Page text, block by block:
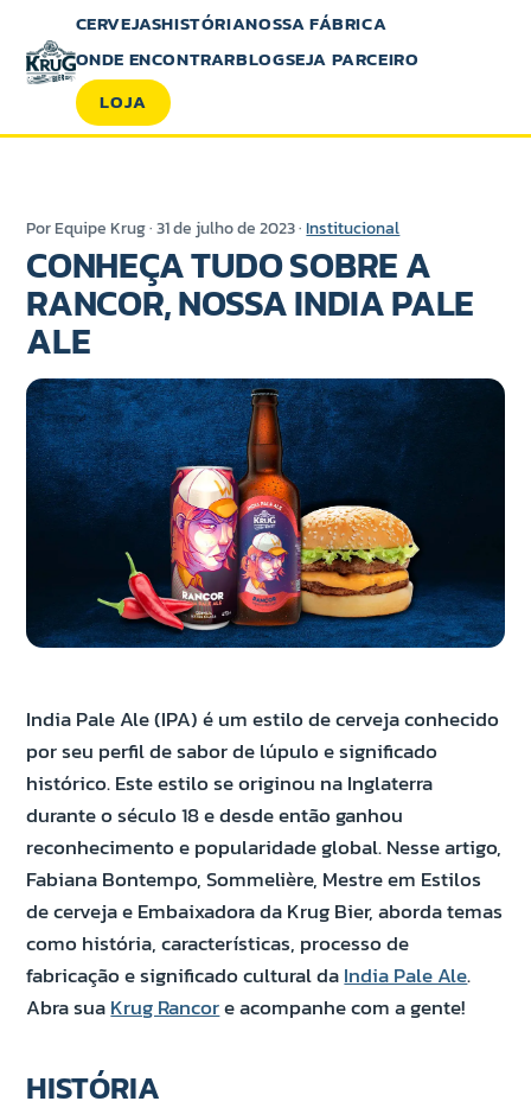
CERVEJASHISTÓRIANOSSA FÁBRICA
ONDE ENCONTRARBLOGSEJA PARCEIRO
LOJA
Por Equipe Krug · 31 de julho de 2023 ·Institucional
CONHEÇA TUDO SOBRE A
RANCOR, NOSSA INDIA PALE
ALE
India Pale Ale (IPA) é um estilo de cerveja conhecido
por seu perfil de sabor de lúpulo e significado
histórico. Este estilo se originou na Inglaterra
durante o século 18 e desde então ganhou
reconhecimento e popularidade global. Nesse artigo,
Fabiana Bontempo, Sommelière, Mestre em Estilos
de cerveja e Embaixadora da Krug Bier, aborda temas
como história, características, processo de
fabricação e significado cultural da India Pale Ale.
Abra sua Krug Rancore acompanhe com a gente!
HISTÓRIA